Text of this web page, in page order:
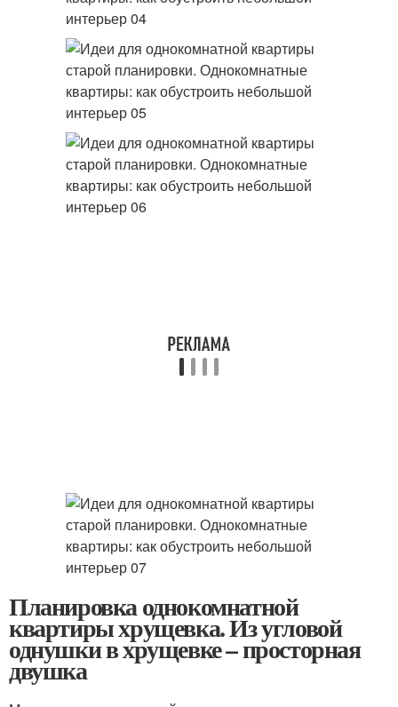
Планировка однокомнатной
квартиры хрущевка. Из угловой
однушки в хрущевке – просторная
двушка